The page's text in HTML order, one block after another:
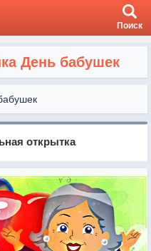
Поиск
День бабушек
открытка